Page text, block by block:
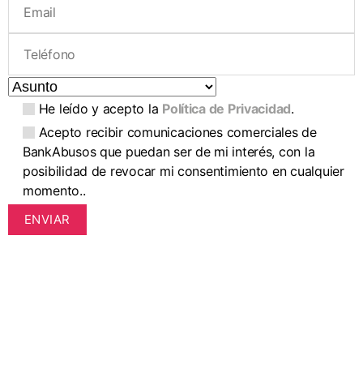
He leído y acepto la Política de Privacidad.
Acepto recibir comunicaciones comerciales de
BankAbusos que puedan ser de mi interés, con la
posibilidad de revocar mi consentimiento en cualquier
momento..